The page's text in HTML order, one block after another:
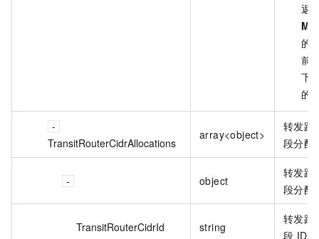
返
的
前
下
的
TransitRouterCidrAllocations
array<object>
转发路
段分配
object
转发路
段分配
TransitRouterCidrId string
转发路
段 ID。